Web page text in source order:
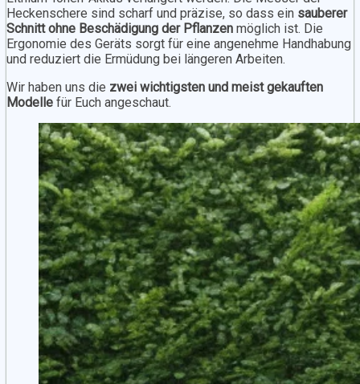
Heckenschere sind scharf und präzise, so dass ein sauberer
Schnitt ohne Beschädigung der Pflanzen möglich ist. Die
Ergonomie des Geräts sorgt für eine angenehme Handhabung
und reduziert die Ermüdung bei längeren Arbeiten.
Wir haben uns die zwei wichtigsten und meist gekauften
Modelle für Euch angeschaut.